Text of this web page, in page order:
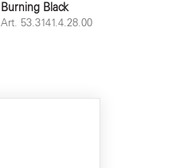
Burning Black
Art. 53.3141.4.28.00